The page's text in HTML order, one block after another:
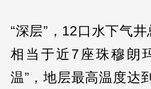
“深层”，12口水下气井
相当于近7座珠穆朗
温”，地层最高温度达